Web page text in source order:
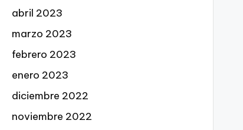
abril 2023
marzo 2023
febrero 2023
enero 2023
diciembre 2022
noviembre 2022